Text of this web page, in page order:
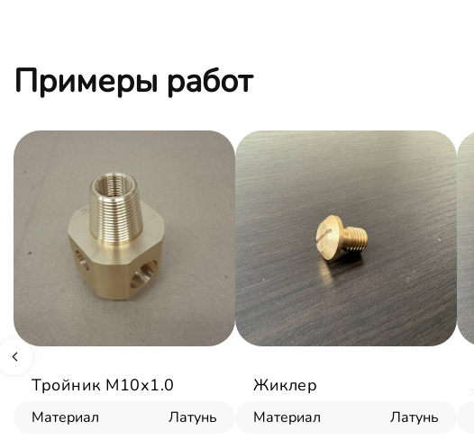
Примеры работ
Тройник М10х1.0
Материал
Латунь
Жиклер
Материал
Латунь